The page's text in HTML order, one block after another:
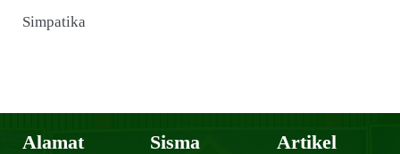
Simpatika
Alamat Sisma Artikel